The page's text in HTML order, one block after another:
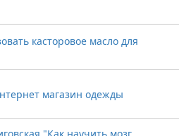
касторовое масло для
магазин одежды